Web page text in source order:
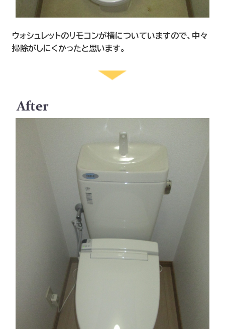
ウォシュレットのリモコンが横についていますので、中々
掃除がしにくかったと思います。